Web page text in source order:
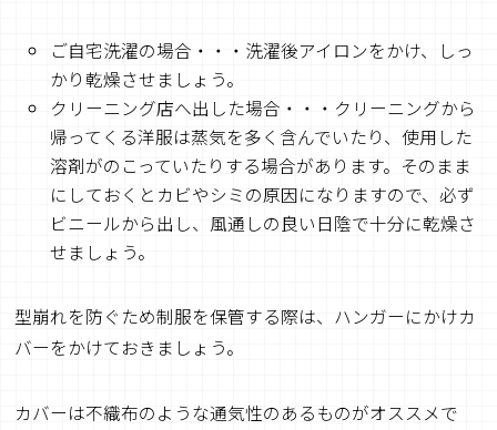
ご自宅洗濯の場合・・・洗濯後アイロンをかけ、しっ
かり乾燥させましょう。
クリーニング店へ出した場合・・・クリーニングから
帰ってくる洋服は蒸気を多く含んでいたり、使用した
溶剤がのこっていたりする場合があります。そのまま
にしておくとカビやシミの原因になりますので、必ず
ビニールから出し、風通しの良い日陰で十分に乾燥さ
せましょう。
型崩れを防ぐため制服を保管する際は、ハンガーにかけカ
バーをかけておきましょう。
カバーは不織布のような通気性のあるものがオススメで